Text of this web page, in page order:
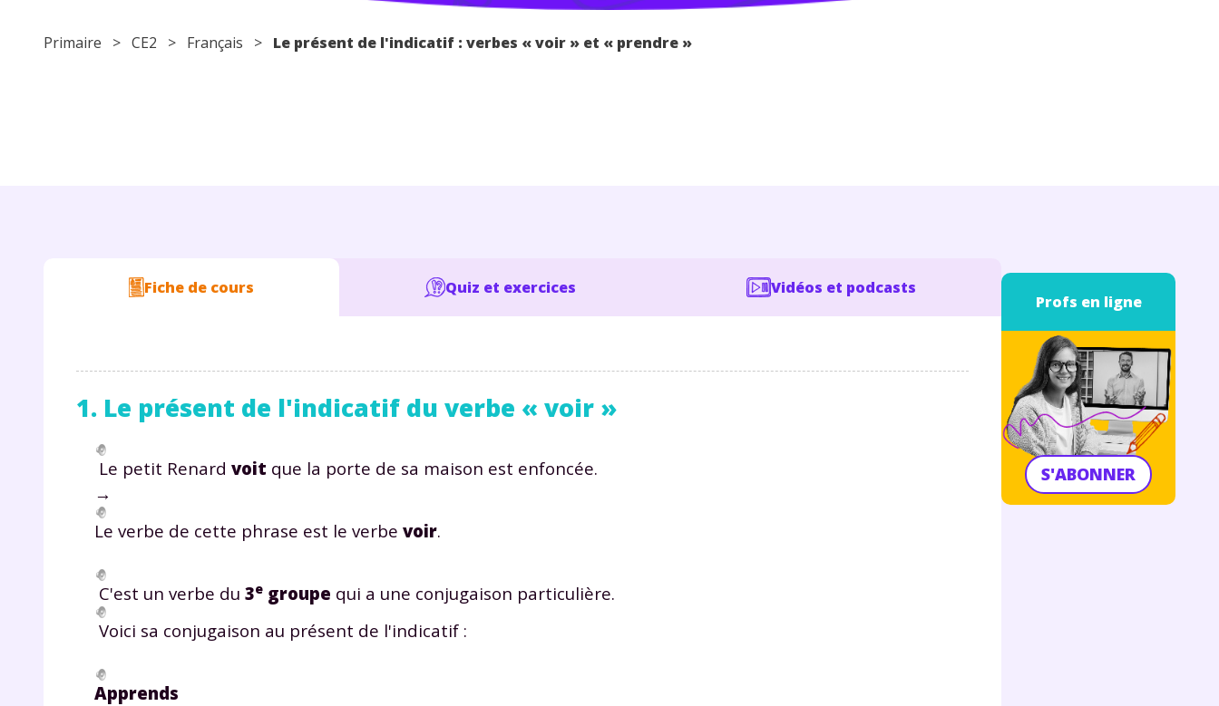
Primaire > CE2 > Français > Le présent de l'indicatif : verbes « voir » et « prendre »
Fiche de cours Quiz et exercices Vidéos et podcasts
1. Le présent de l'indicatif du verbe « voir »
Le petit Renard voit que la porte de sa maison est enfoncée.
→
Le verbe de cette phrase est le verbe voir.
C'est un verbe du 3e groupe qui a une conjugaison particulière.
Voici sa conjugaison au présent de l'indicatif :
Apprends
Profs en ligne
S'ABONNER